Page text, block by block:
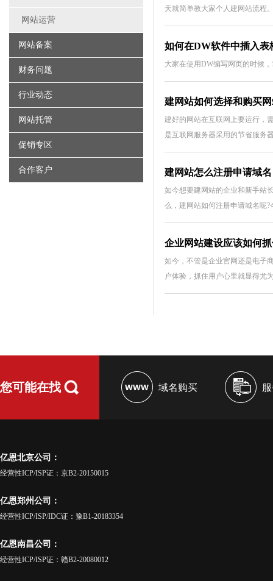
网站运营
网站备案
财务问题
行业动态
网站托管
促销专区
合作客户
天就简单教大家个人建网站流程
如何在DW软件中插入表
大家在使用DW编写网页的时候
建网站如何选择和购买
建好的网站在互联网上要运行，
是互联网服务器采用的节省服务
建网站怎么注册申请域
如今想要建网站的企业和新手站
么，建网站如何注册申请域名呢?
企业网站建设应该如何
如今，不管是企业官网还是电子
户体验，抓住用户心里就显得尤
您可能在找 域名购买
亿恩北京公司：
经营性ICP/ISP证：京B2-20150015
亿恩郑州公司：
经营性ICP/ISP/IDC证：豫B1-20183354
亿恩南昌公司：
经营性ICP/ISP证：赣B2-20080012